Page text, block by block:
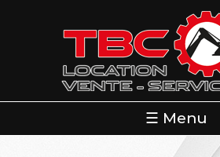
☰ Menu